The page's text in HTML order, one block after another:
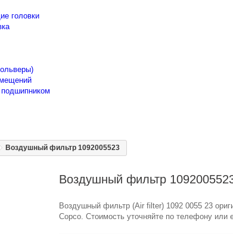
головки
Воздушный фильтр 1092005523
Воздушный фильтр
Воздушный фильтр (Air filter) 1092 0055 23
Copco. Стоимость уточняйте по телефону или